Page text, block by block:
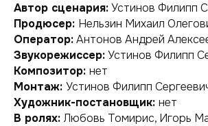
Автор сценария:Устинов Филипп
Продюсер: Нельзин Михаил
Оператор:Антонов Андрей
Звукорежиссер:Устинов Филипп
Композитор: нет
Монтаж: Устинов Филипп
Художник-постановщик: нет
В ролях: Любовь Томирис, Игорь